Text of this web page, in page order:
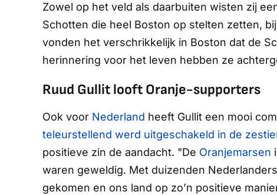
Zowel op het veld als daarbuiten wisten zij
Schotten die heel Boston op stelten zetten,
vonden het verschrikkelijk in Boston dat de
herinnering voor het leven hebben ze
Ruud Gullit looft Oranje-supporters
Ook voor Nederland heeft Gullit een mooi
teleurstellend werd uitgeschakeld in de
positieve zin de aandacht. "De Oranjemarsen
waren geweldig. Met duizenden
gekomen en ons land op zo’n positieve